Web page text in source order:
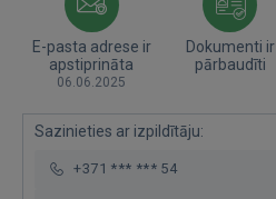
E-pasta adrese ir
apstiprināta
06.06.2025
Dokumenti ir
pārbaudīti
Sazinieties ar izpildītāju:
+371 *** *** 54